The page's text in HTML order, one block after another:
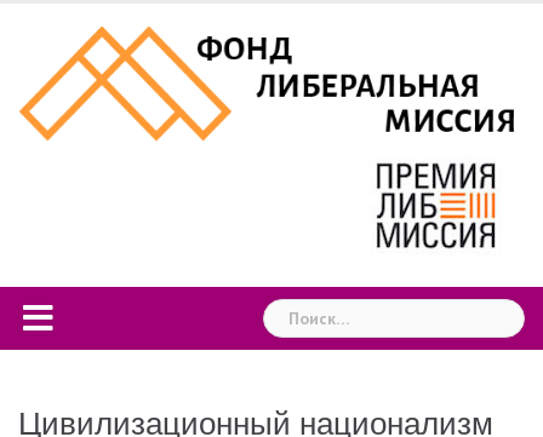
content
Найти:
Цивилизационный национализм